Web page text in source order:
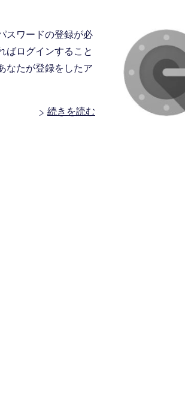
スワードの登録が必
ばログインすること
なたが登録をしたア
続きを読む